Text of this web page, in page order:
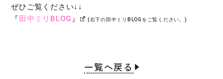
ぜひご覧ください↓↓
『田中ミリBLOG 』 (右下の田中ミリBLOGをご覧ください。)
一覧へ戻る